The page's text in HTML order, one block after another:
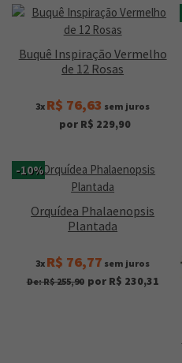
Buquê Inspiração Vermelho
de 12 Rosas
3x R$ 76,63 sem juros
por R$ 229,90
-10%
Orquídea Phalaenopsis
Plantada
3x R$ 76,77 sem juros
De: R$ 255,90 por R$ 230,31